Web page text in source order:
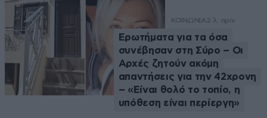
ΚΟΙΝΩΝΙΑ2 λ. πριν
Ερωτήματα για τα όσα
συνέβησαν στη Σύρο – Οι
Αρχές ζητούν ακόμη
απαντήσεις για την 42χρονη
– «Είναι θολό το τοπίο, η
υπόθεση είναι περίεργη»